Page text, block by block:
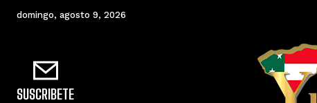
domingo, agosto 9, 2026
SUSCRIBETE